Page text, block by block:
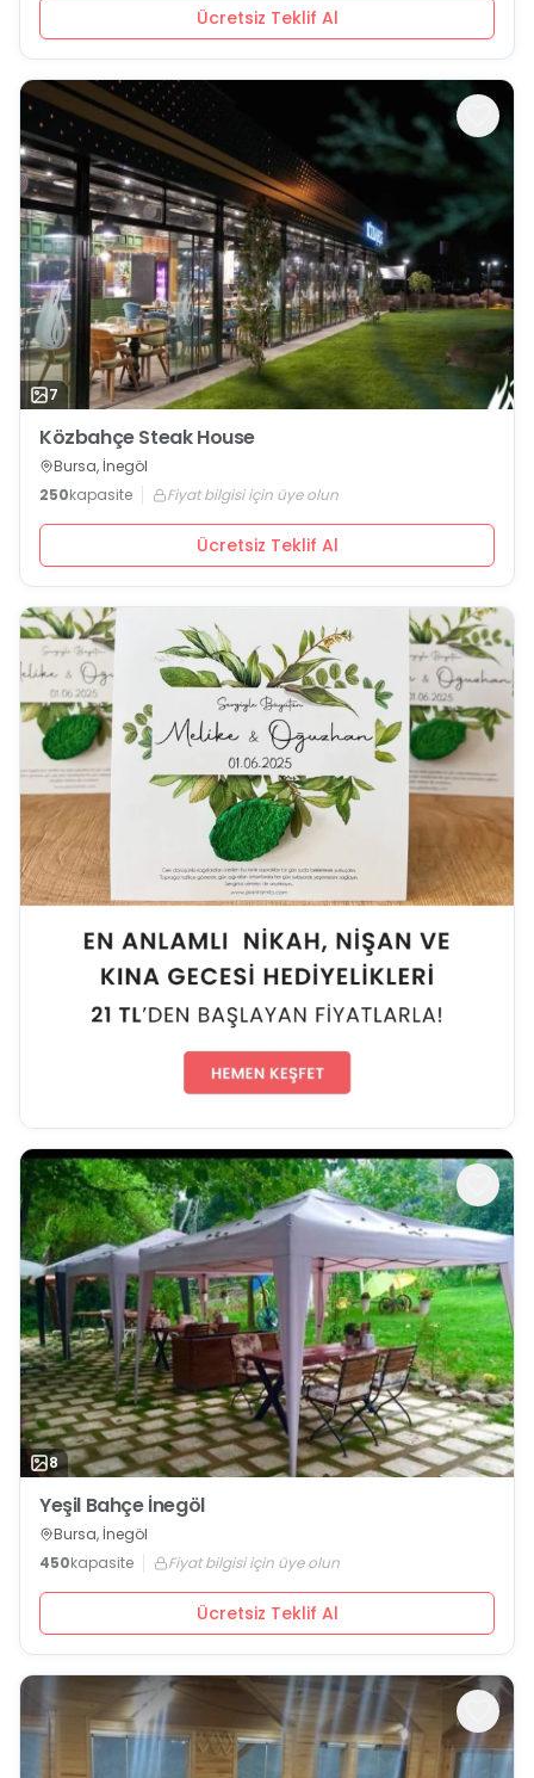
Ücretsiz Teklif Al
7
Közbahçe Steak House
Bursa, İnegöl
250kapasite Fiyat bilgisi için üye olun
Ücretsiz Teklif Al
8
Yeşil Bahçe İnegöl
Bursa, İnegöl
450kapasite Fiyat bilgisi için üye olun
Ücretsiz Teklif Al